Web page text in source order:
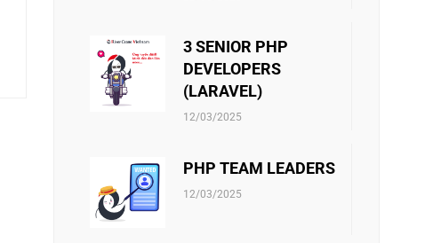
3 SENIOR PHP
DEVELOPERS
(LARAVEL)
12/03/2025
PHP TEAM LEADERS
12/03/2025